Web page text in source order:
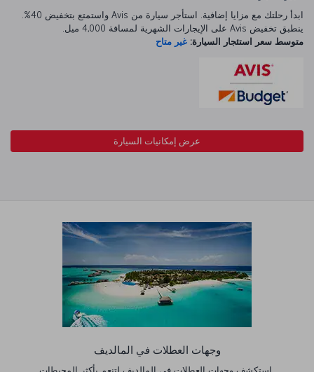
ابدأ رحلتك مع مزايا إضافية. استأجر سيارة من Avis واستمتع بتخفيض 40%.
ينطبق تخفيض Avis على الإيجارات الشهرية لمسافة 4,000 ميل.
متوسط سعر استئجار السيارة: غير متاح
عرض إمكانيات السيارة
وجهات العطلات في المالديف
استكشف وجهات العطلات في المالديف لتنعم بأكثر المحيطات